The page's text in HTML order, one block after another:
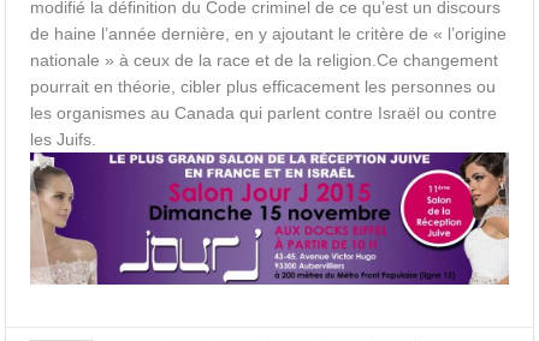
modifié la définition du Code criminel de ce qu’est un discours
de haine l’année dernière, en y ajoutant le critère de « l’origine
nationale » à ceux de la race et de la religion.Ce changement
pourrait en théorie, cibler plus efficacement les personnes ou
les organismes au Canada qui parlent contre Israël ou contre
les Juifs.